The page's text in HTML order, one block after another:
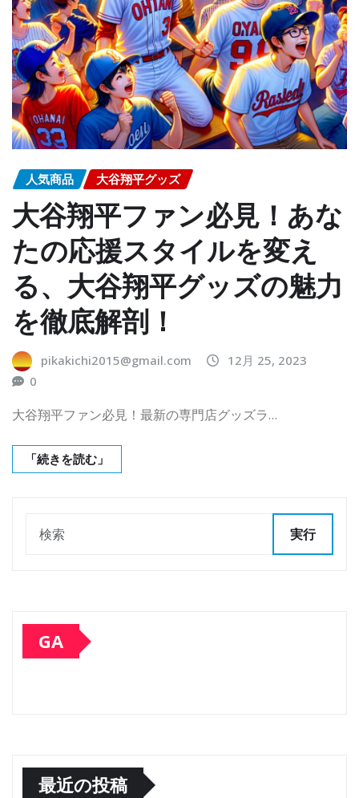
人気商品 大谷翔平グッズ
大谷翔平ファン必見！あな
たの応援スタイルを変え
る、大谷翔平グッズの魅力
を徹底解剖！
pikakichi2015@gmail.com
12月 25, 2023
0
大谷翔平ファン必見！最新の専門店グッズラ…
「続きを読む」
実行
GA
最近の投稿